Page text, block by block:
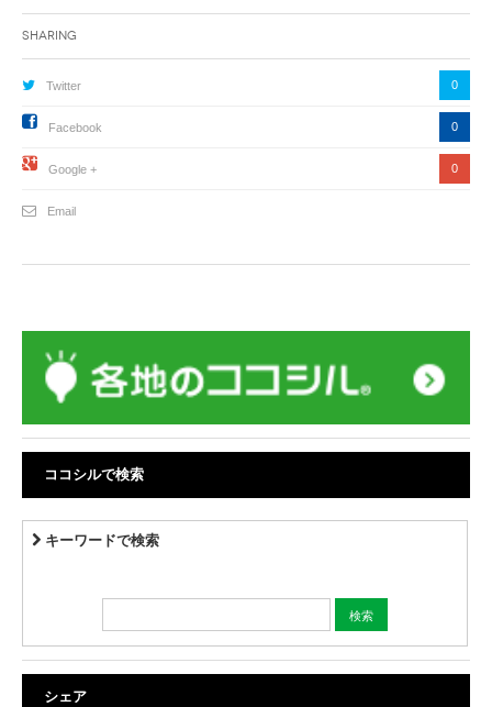
Sharing
Twitter 0
Facebook 0
Google + 0
Email
ココシルで検索
キーワードで検索
シェア